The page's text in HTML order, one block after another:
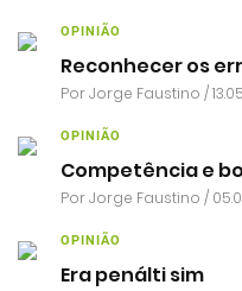
OPINIÃO
Reconhecer os
PorJorge Faustino /
OPINIÃO
Competência e
PorJorge Faustino /
OPINIÃO
Era penálti sim